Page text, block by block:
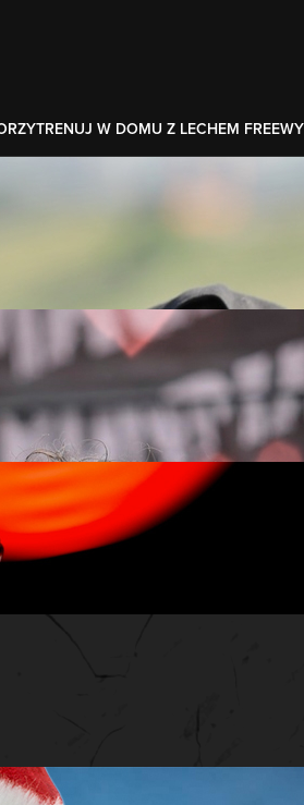
TRENUJ W DOMU Z LECHEM FREE
przeciwności w życiu?
osiągnięcie takiego celu? Na te i
okazać się dla Ciebie inspiracją i